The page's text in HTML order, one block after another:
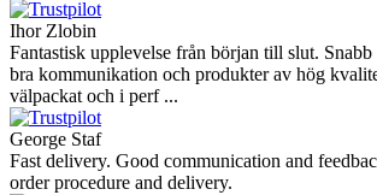
Ihor Zlobin
Fantastisk upplevelse från början till slut.
bra kommunikation och produkter av hög
välpackat och i perf ...
George Staf
Fast delivery. Good communication and
order procedure and delivery.